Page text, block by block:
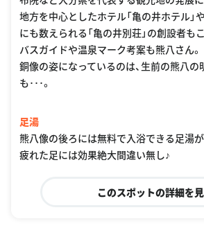
地方を中心としたホテル「亀の井ホテル」
にも数えられる「亀の井別荘」の創設者も
バスガイドや温泉マーク考案も熊八さん
銅像の姿になっているのは、生前の熊八の
も･･･。
足湯
熊八像の後ろには無料で入浴できる足湯
疲れた足には効果絶大間違い無し♪
このスポットの詳細を